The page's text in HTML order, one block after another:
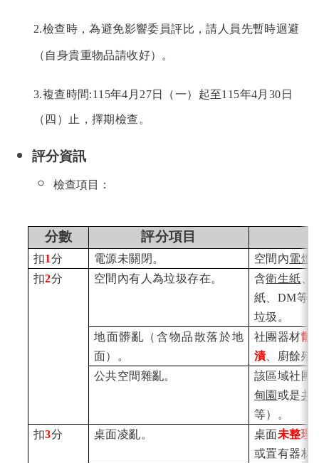
2.檢查時，為避免影響委員評比，請人員先暫時迴避
（自身貴重物品請收好）。
3.複查時間:115年4月 27日（一）起至115年4月 30 日
（四 ）止，擇期檢查。
評分資訊
檢查項目：
分數 評分項目
扣1分 電源未關閉。 空間內電燈
扣2分 空間內有人為垃圾存在。 含衛生紙
紙、 DM等
垃圾。
地面髒亂（含物品散落於地
面）。
社團器材散
漬、廚餘殘
公共空間雜亂。
該區域社團
甸園 或是共
等）。
扣3分 桌面凌亂。 桌面未整理
或置有器材